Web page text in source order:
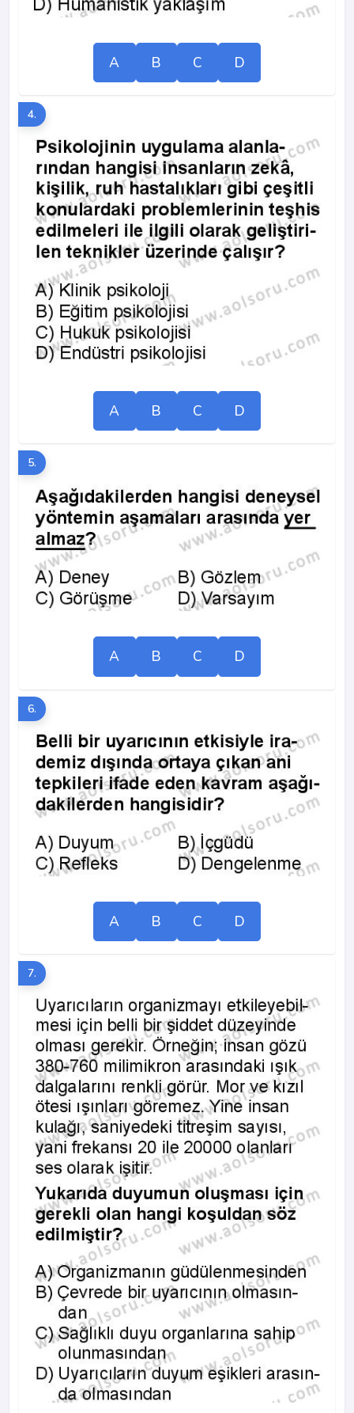
A B C D
4.
A B C D
5.
A B C D
6.
A B C D
7.